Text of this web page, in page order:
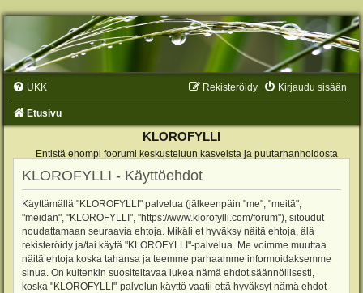
UKK Kirjaudu sisään
Rekisteröidy
Etusivu
KLOROFYLLI
Entistä ehompi foorumi keskusteluun kasveista ja puutarhanhoidosta
KLOROFYLLI - Käyttöehdot
Käyttämällä "KLOROFYLLI" palvelua (jälkeenpäin "me", "meitä",
"meidän", "KLOROFYLLI", "https://www.klorofylli.com/forum"), sitoudut
noudattamaan seuraavia ehtoja. Mikäli et hyväksy näitä ehtoja, älä
rekisteröidy ja/tai käytä "KLOROFYLLI"-palvelua. Me voimme muuttaa
näitä ehtoja koska tahansa ja teemme parhaamme informoidaksemme
sinua. On kuitenkin suositeltavaa lukea nämä ehdot säännöllisesti,
koska "KLOROFYLLI"-palvelun käyttö vaatii että hyväksyt nämä ehdot